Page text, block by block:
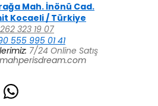
Mah. İnönü Cad.
Kocaeli / Türkiye
323 19 07
555 995 01 41
7/24 Online Satış